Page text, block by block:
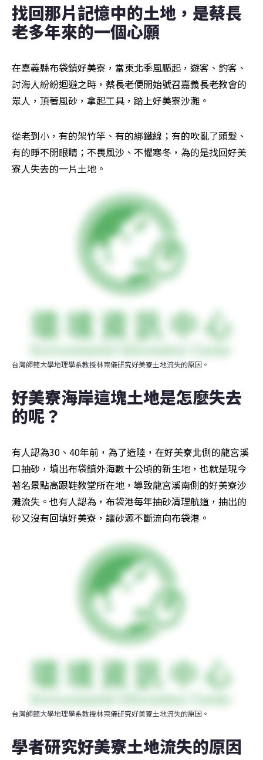
找回那片記憶中的土地，是蔡長
老多年來的一個心願
在嘉義縣布袋鎮好美寮，當東北季風颳起，遊客、釣客、
討海人紛紛迴避之時，蔡長老便開始號召嘉義長老教會的
眾人，頂著風砂，拿起工具，踏上好美寮沙灘。
從老到小，有的架竹竿、有的綁鐵線；有的吹亂了頭髮、
有的睜不開眼睛；不畏風沙、不懼寒冬，為的是找回好美
寮人失去的一片土地。
台灣師範大學地理學系教授林宗儀研究好美寮土地流失的原因。
好美寮海岸這塊土地是怎麼失去
的呢？
有人認為30、40年前，為了造陸，在好美寮北側的龍宮溪
口抽砂，填出布袋鎮外海數十公頃的新生地，也就是現今
著名景點高跟鞋教堂所在地，導致龍宮溪南側的好美寮沙
灘流失。也有人認為，布袋港每年抽砂清理航道，抽出的
砂又沒有回填好美寮，讓砂源不斷流向布袋港。
台灣師範大學地理學系教授林宗儀研究好美寮土地流失的原因。
學者研究好美寮土地流失的原因